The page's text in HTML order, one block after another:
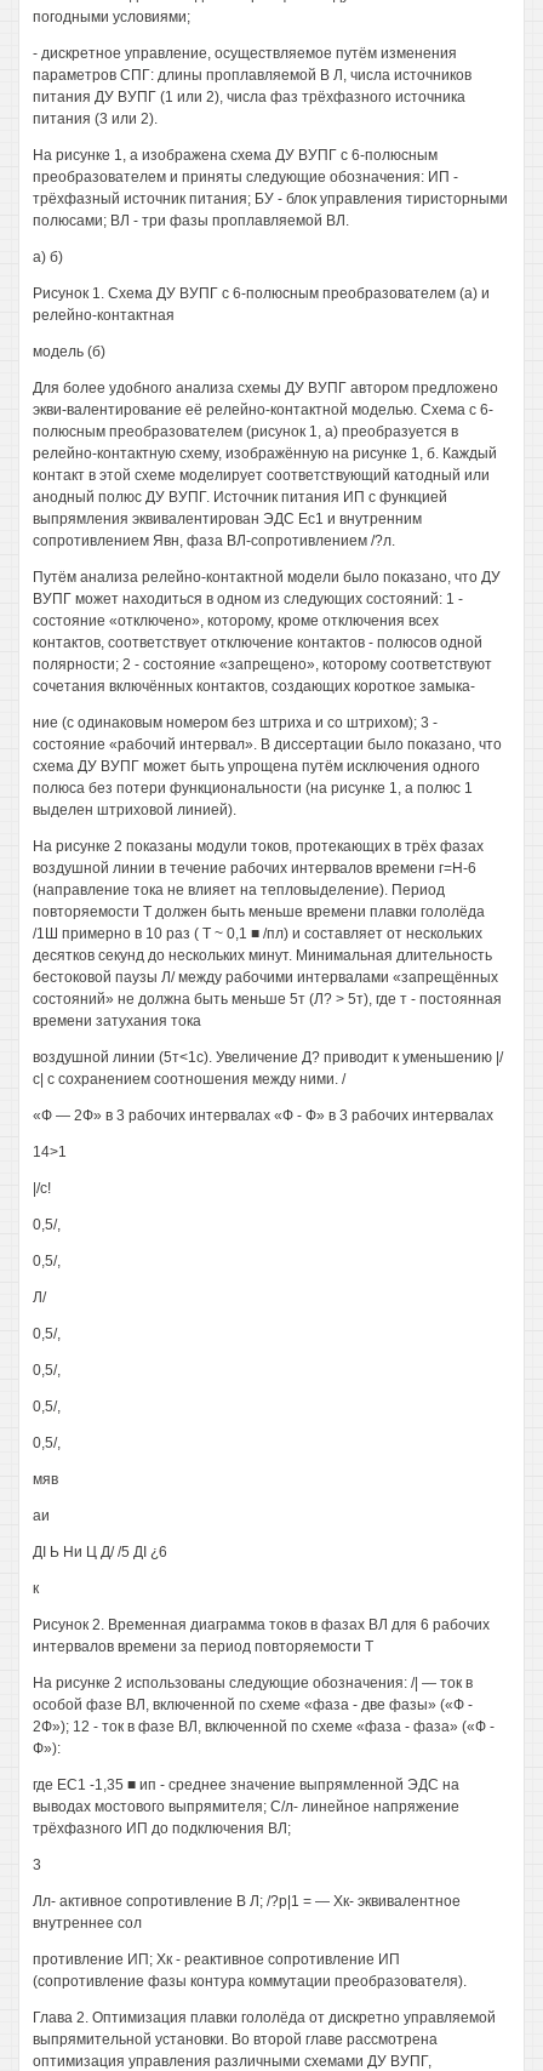
погодными условиями;
- дискретное управление, осуществляемое путём изменения
параметров СПГ: длины проплавляемой В Л, числа источников
питания ДУ ВУПГ (1 или 2), числа фаз трёхфазного источника
питания (3 или 2).
На рисунке 1, а изображена схема ДУ ВУПГ с 6-полюсным
преобразователем и приняты следующие обозначения: ИП -
трёхфазный источник питания; БУ - блок управления тиристорными
полюсами; ВЛ - три фазы проплавляемой ВЛ.
а) б)
Рисунок 1. Схема ДУ ВУПГ с 6-полюсным преобразователем (а) и
релейно-контактная
модель (б)
Для более удобного анализа схемы ДУ ВУПГ автором предложено
экви-валентирование её релейно-контактной моделью. Схема с 6-
полюсным преобразователем (рисунок 1, а) преобразуется в
релейно-контактную схему, изображённую на рисунке 1, б. Каждый
контакт в этой схеме моделирует соответствующий катодный или
анодный полюс ДУ ВУПГ. Источник питания ИП с функцией
выпрямления эквивалентирован ЭДС Ес1 и внутренним
сопротивлением Явн, фаза ВЛ-сопротивлением /?л.
Путём анализа релейно-контактной модели было показано, что ДУ
ВУПГ может находиться в одном из следующих состояний: 1 -
состояние «отключено», которому, кроме отключения всех
контактов, соответствует отключение контактов - полюсов одной
полярности; 2 - состояние «запрещено», которому соответствуют
сочетания включённых контактов, создающих короткое замыка-
ние (с одинаковым номером без штриха и со штрихом); 3 -
состояние «рабочий интервал». В диссертации было показано, что
схема ДУ ВУПГ может быть упрощена путём исключения одного
полюса без потери функциональности (на рисунке 1, а полюс 1
выделен штриховой линией).
На рисунке 2 показаны модули токов, протекающих в трёх фазах
воздушной линии в течение рабочих интервалов времени г=Н-6
(направление тока не влияет на тепловыделение). Период
повторяемости Т должен быть меньше времени плавки гололёда
/1Ш примерно в 10 раз ( Т ~ 0,1 ■ /пл) и составляет от нескольких
десятков секунд до нескольких минут. Минимальная длительность
бестоковой паузы Л/ между рабочими интервалами «запрещённых
состояний» не должна быть меньше 5т (Л? > 5т), где т - постоянная
времени затухания тока
воздушной линии (5т<1с). Увеличение Д? приводит к уменьшению |/
с| с сохранением соотношения между ними. /
«Ф — 2Ф» в 3 рабочих интервалах «Ф - Ф» в 3 рабочих интервалах
14>1
|/с!
0,5/,
0,5/,
Л/
0,5/,
0,5/,
0,5/,
0,5/,
мяв
аи
ДI Ь Ни Ц Д/ /5 ДI ¿6
к
Рисунок 2. Временная диаграмма токов в фазах ВЛ для 6 рабочих
интервалов времени за период повторяемости Т
На рисунке 2 использованы следующие обозначения: /| — ток в
особой фазе ВЛ, включенной по схеме «фаза - две фазы» («Ф -
2Ф»); 12 - ток в фазе ВЛ, включенной по схеме «фаза - фаза» («Ф -
Ф»):
где ЕС1 -1,35 ■ ип - среднее значение выпрямленной ЭДС на
выводах мостового выпрямителя; С/л- линейное напряжение
трёхфазного ИП до подключения ВЛ;
3
Лл- активное сопротивление В Л; /?р|1 = — Хк- эквивалентное
внутреннее сол
противление ИП; Хк - реактивное сопротивление ИП
(сопротивление фазы контура коммутации преобразователя).
Глава 2. Оптимизация плавки гололёда от дискретно управляемой
выпрямительной установки. Во второй главе рассмотрена
оптимизация управления различными схемами ДУ ВУПГ,